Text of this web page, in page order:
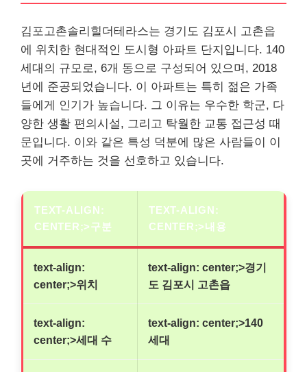
김포고촌솔리힐더테라스는 경기도 김포시 고촌읍
에 위치한 현대적인 도시형 아파트 단지입니다. 140
세대의 규모로, 6개 동으로 구성되어 있으며, 2018
년에 준공되었습니다. 이 아파트는 특히 젊은 가족
들에게 인기가 높습니다. 그 이유는 우수한 학군, 다
양한 생활 편의시설, 그리고 탁월한 교통 접근성 때
문입니다. 이와 같은 특성 덕분에 많은 사람들이 이
곳에 거주하는 것을 선호하고 있습니다.
TEXT-ALIGN:
CENTER;>구분
TEXT-ALIGN:
CENTER;>내용
text-align:
center;>위치
text-align: center;>경기
도 김포시 고촌읍
text-align:
center;>세대 수
text-align: center;>140
세대